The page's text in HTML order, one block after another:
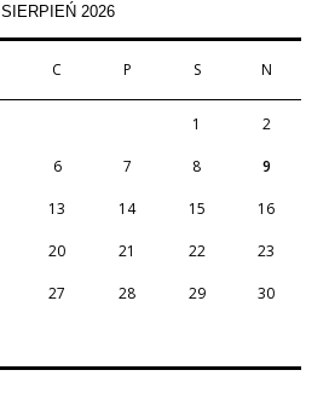
SIERPIEŃ 2026
C P S N
1 2
6 7 8 9
13 14 15 16
20 21 22 23
27 28 29 30